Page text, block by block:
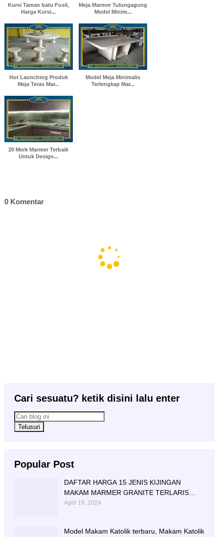
Kursi Taman batu Fosil,
Harga Kursi...
Meja Marmer Tulungagung
Model Minim...
Hot Launching Produk
Meja Teras Mar...
Model Meja Minimalis
Terlengkap Mar...
20 Merk Marmer Terbaik
Untuk Design...
0 Komentar
Cari sesuatu? ketik disini lalu enter
Popular Post
DAFTAR HARGA 15 JENIS KIJINGAN
MAKAM MARMER GRANITE TERLARIS
BERIKUT NISAN NYA
April 19, 2024
Model Makam Katolik terbaru, Makam Katolik